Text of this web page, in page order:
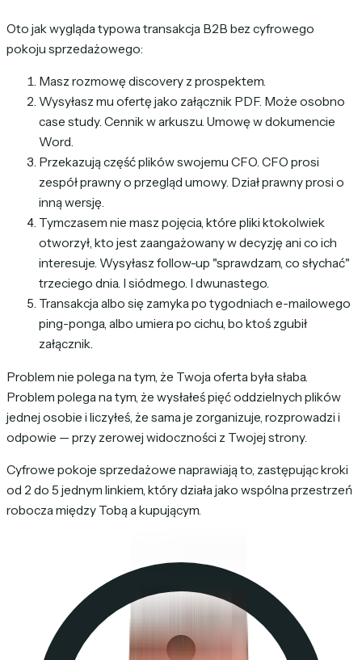
Oto jak wygląda typowa transakcja B2B bez cyfrowego
pokoju sprzedażowego:
Masz rozmowę discovery z prospektem.
Wysyłasz mu ofertę jako załącznik PDF. Może osobno
case study. Cennik w arkuszu. Umowę w dokumencie
Word.
Przekazują część plików swojemu CFO. CFO prosi
zespół prawny o przegląd umowy. Dział prawny prosi o
inną wersję.
Tymczasem nie masz pojęcia, które pliki ktokolwiek
otworzył, kto jest zaangażowany w decyzję ani co ich
interesuje. Wysyłasz follow-up "sprawdzam, co słychać"
trzeciego dnia. I siódmego. I dwunastego.
Transakcja albo się zamyka po tygodniach e-mailowego
ping-ponga, albo umiera po cichu, bo ktoś zgubił
załącznik.
Problem nie polega na tym, że Twoja oferta była słaba.
Problem polega na tym, że wysłałeś pięć oddzielnych plików
jednej osobie i liczyłeś, że sama je zorganizuje, rozprowadzi i
odpowie — przy zerowej widoczności z Twojej strony.
Cyfrowe pokoje sprzedażowe naprawiają to, zastępując kroki
od 2 do 5 jednym linkiem, który działa jako wspólna przestrzeń
robocza między Tobą a kupującym.